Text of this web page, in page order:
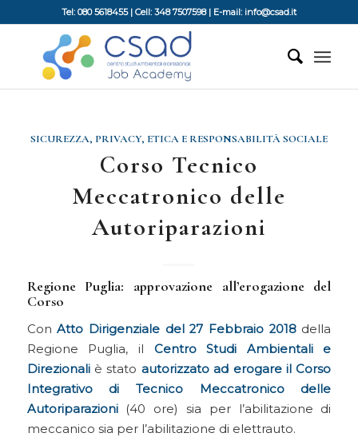
Tel: 080 5618455 | Cell: 348 7507598 | E-mail: info@csad.it
SICUREZZA, PRIVACY, ETICA E RESPONSABILITÀ SOCIALE
Corso Tecnico
Meccatronico delle
Autoriparazioni
Regione Puglia: approvazione all’erogazione del
Corso
ConAtto Dirigenziale del 27 Febbraio 2018della
Regione Puglia, il
Centro Studi Ambientali e
Direzionaliè stato autorizzato ad erogare il Corso
Integrativo di Tecnico Meccatronico delle
Autoriparazioni(40 ore) sia per l’abilitazione di
meccanico sia per l’abilitazione di elettrauto.